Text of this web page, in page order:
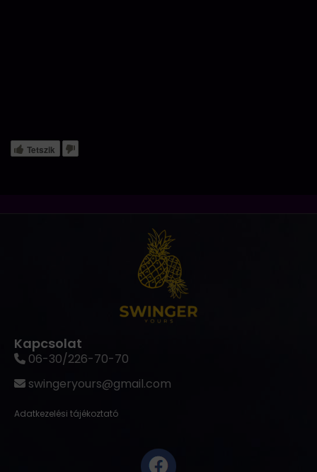
Tetszik
Kapcsolat
06-30/226-70-70
swingeryours@gmail.com
Adatkezelési tájékoztató